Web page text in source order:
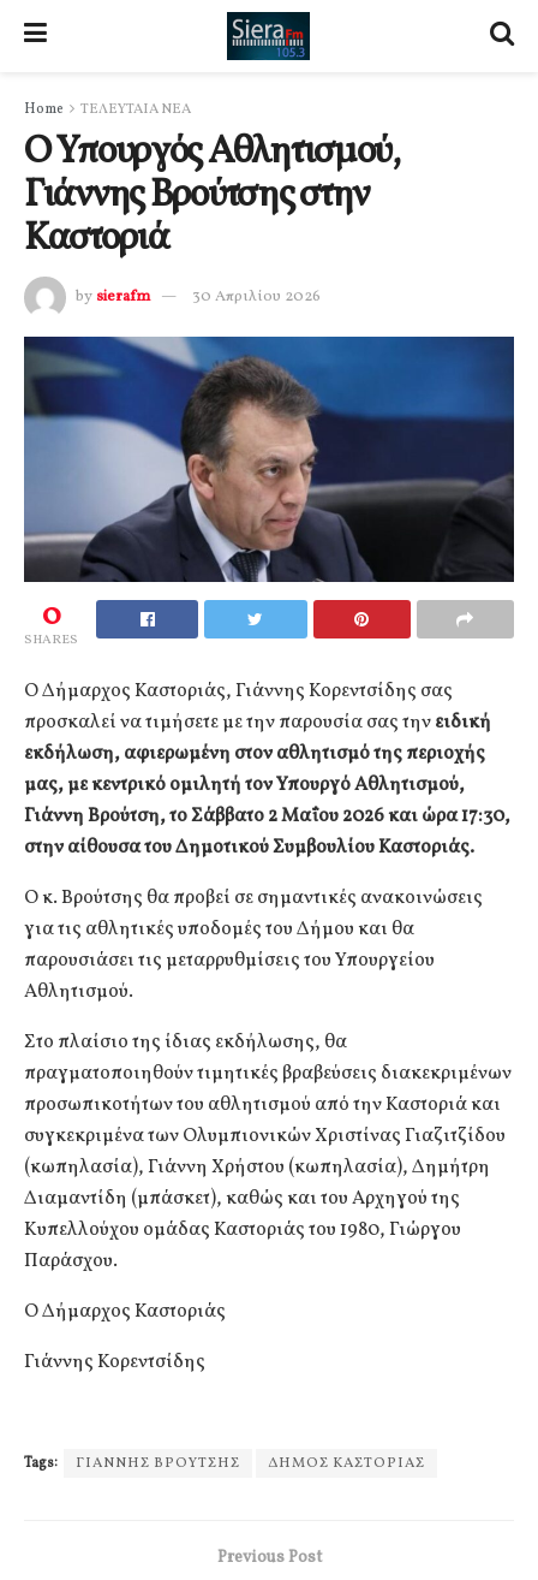
Home ΤΕΛΕΥΤΑΙΑ ΝΕΑ
Ο Υπουργός Αθλητισμού,
Γιάννης Βρούτσης στην
Καστοριά
by sierafm 30 Απριλίου 2026
0
SHARES
Ο Δήμαρχος Καστοριάς, Γιάννης Κορεντσίδης σας
προσκαλεί να τιμήσετε με την παρουσία σας τηνειδική
εκδήλωση, αφιερωμένη στον αθλητισμό της περιοχής
μας, με κεντρικό ομιλητή τον Υπουργό Αθλητισμού,
Γιάννη Βρούτση, το Σάββατο 2 Μαΐου 2026 και ώρα 17:30,
στην αίθουσα του Δημοτικού Συμβουλίου Καστοριάς.
Ο κ. Βρούτσης θα προβεί σε σημαντικές ανακοινώσεις
για τις αθλητικές υποδομές του Δήμου και θα
παρουσιάσει τις μεταρρυθμίσεις του Υπουργείου
Αθλητισμού.
Στο πλαίσιο της ίδιας εκδήλωσης, θα
πραγματοποιηθούν τιμητικές βραβεύσεις διακεκριμένων
προσωπικοτήτων του αθλητισμού από την Καστοριά και
συγκεκριμένα των Ολυμπιονικών Χριστίνας Γιαζιτζίδου
(κωπηλασία), Γιάννη Χρήστου (κωπηλασία), Δημήτρη
Διαμαντίδη (μπάσκετ), καθώς και του Αρχηγού της
Κυπελλούχου ομάδας Καστοριάς του 1980, Γιώργου
Παράσχου.
Ο Δήμαρχος Καστοριάς
Γιάννης Κορεντσίδης
Tags: ΓΙΑΝΝΗΣ ΒΡΟΥΤΣΗΣ ΔΗΜΟΣ ΚΑΣΤΟΡΙΑΣ
Previous Post